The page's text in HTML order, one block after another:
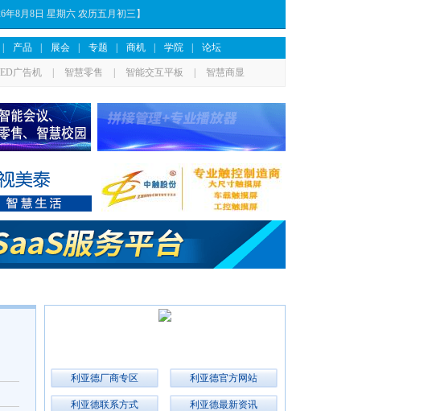
年8月8日 星期六 农历五月初三】
产品 展会 专题 商机 学院 论坛
广告机 智慧零售 智能交互平板 智慧商显
利亚德厂商专区 利亚德官方网站
利亚德联系方式 利亚德最新资讯